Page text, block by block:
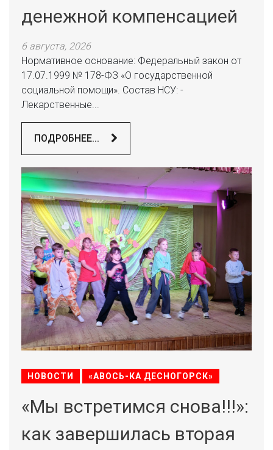
денежной компенсацией
6 августа, 2026
Нормативное основание: Федеральный закон от
17.07.1999 № 178-ФЗ «О государственной
социальной помощи». Состав НСУ: -
Лекарственные...
ПОДРОБНЕЕ...
НОВОСТИ «АВОСЬ-КА ДЕСНОГОРСК»
«Мы встретимся снова!!!»:
как завершилась вторая